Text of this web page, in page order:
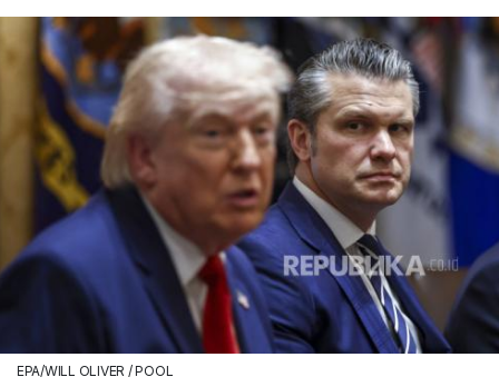
EPA/WILL OLIVER / POOL